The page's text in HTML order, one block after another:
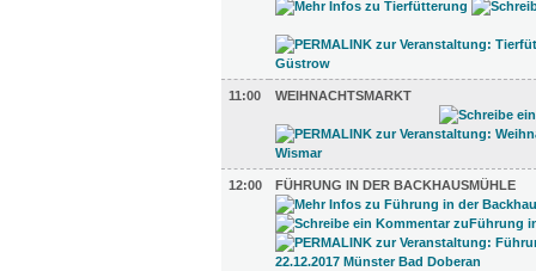
11:00 WEIHNACHTSMARKT
12:00 FÜHRUNG IN DER BACKHAUSMÜHLE